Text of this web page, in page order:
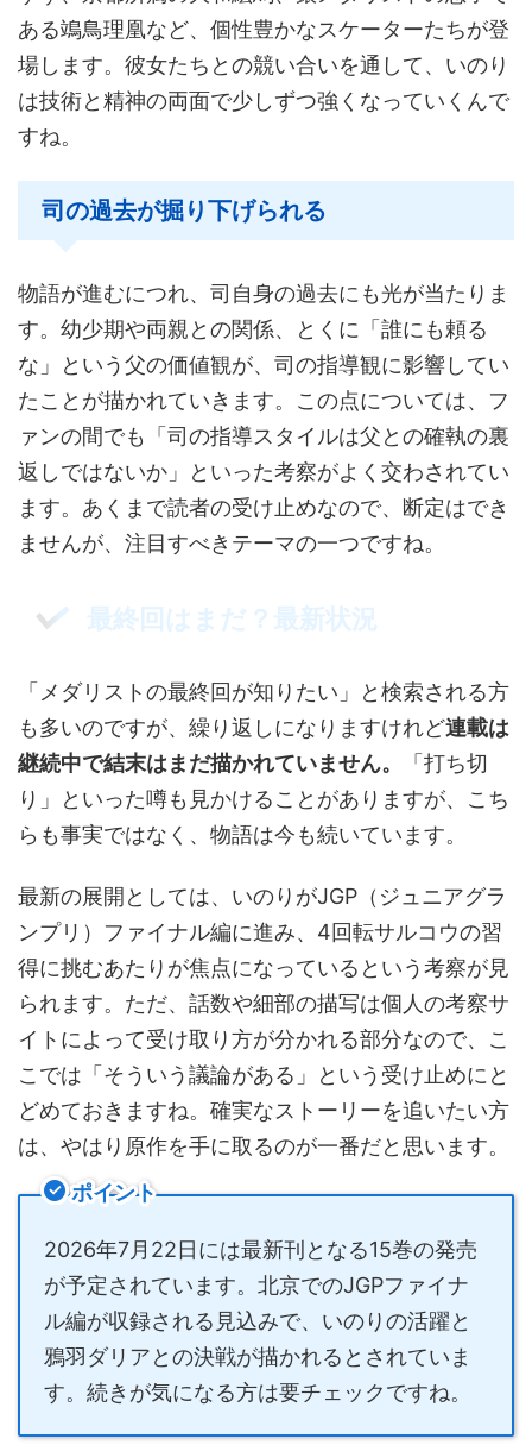
ある鴗鳥理凰など、個性豊かなスケーターたちが登
場します。彼女たちとの競い合いを通して、いのり
は技術と精神の両面で少しずつ強くなっていくんで
すね。
司の過去が掘り下げられる
物語が進むにつれ、司自身の過去にも光が当たりま
す。幼少期や両親との関係、とくに「誰にも頼る
な」という父の価値観が、司の指導観に影響してい
たことが描かれていきます。この点については、フ
ァンの間でも「司の指導スタイルは父との確執の裏
返しではないか」といった考察がよく交わされてい
ます。あくまで読者の受け止めなので、断定はでき
ませんが、注目すべきテーマの一つですね。
最終回はまだ？最新状況
「メダリストの最終回が知りたい」と検索される方
も多いのですが、繰り返しになりますけれど連載は
継続中で結末はまだ描かれていません。
「打ち切
り」といった噂も見かけることがありますが、こち
らも事実ではなく、物語は今も続いています。
最新の展開としては、いのりがJGP（ジュニアグラ
ンプリ）ファイナル編に進み、4回転サルコウの習
得に挑むあたりが焦点になっているという考察が見
られます。ただ、話数や細部の描写は個人の考察サ
イトによって受け取り方が分かれる部分なので、こ
こでは「そういう議論がある」という受け止めにと
どめておきますね。確実なストーリーを追いたい方
は、やはり原作を手に取るのが一番だと思います。
ポイント
2026年7月22日には最新刊となる15巻の発売
が予定されています。北京でのJGPファイナ
ル編が収録される見込みで、いのりの活躍と
鴉羽ダリアとの決戦が描かれるとされていま
す。続きが気になる方は要チェックですね。